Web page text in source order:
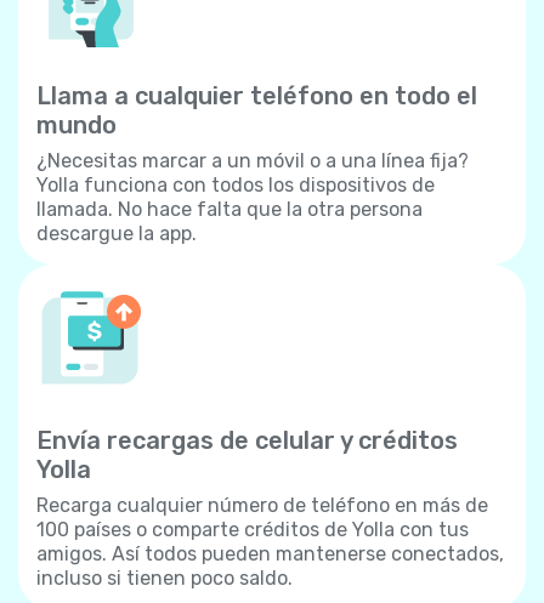
Llama a cualquier teléfono en todo el
mundo
¿Necesitas marcar a un móvil o a una línea fija?
Yolla funciona con todos los dispositivos de
llamada. No hace falta que la otra persona
descargue la app.
Envía recargas de celular y créditos
Yolla
Recarga cualquier número de teléfono en más de
100 países o comparte créditos de Yolla con tus
amigos. Así todos pueden mantenerse conectados,
incluso si tienen poco saldo.